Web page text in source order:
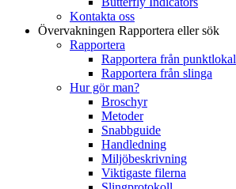
Kontakta oss
Övervakningen Rapportera eller sök
Rapportera
Rapportera från punktlokal
Rapportera från slinga
Hur gör man?
Broschyr
Metoder
Snabbguide
Handledning
Miljöbeskrivning
Viktigaste filerna